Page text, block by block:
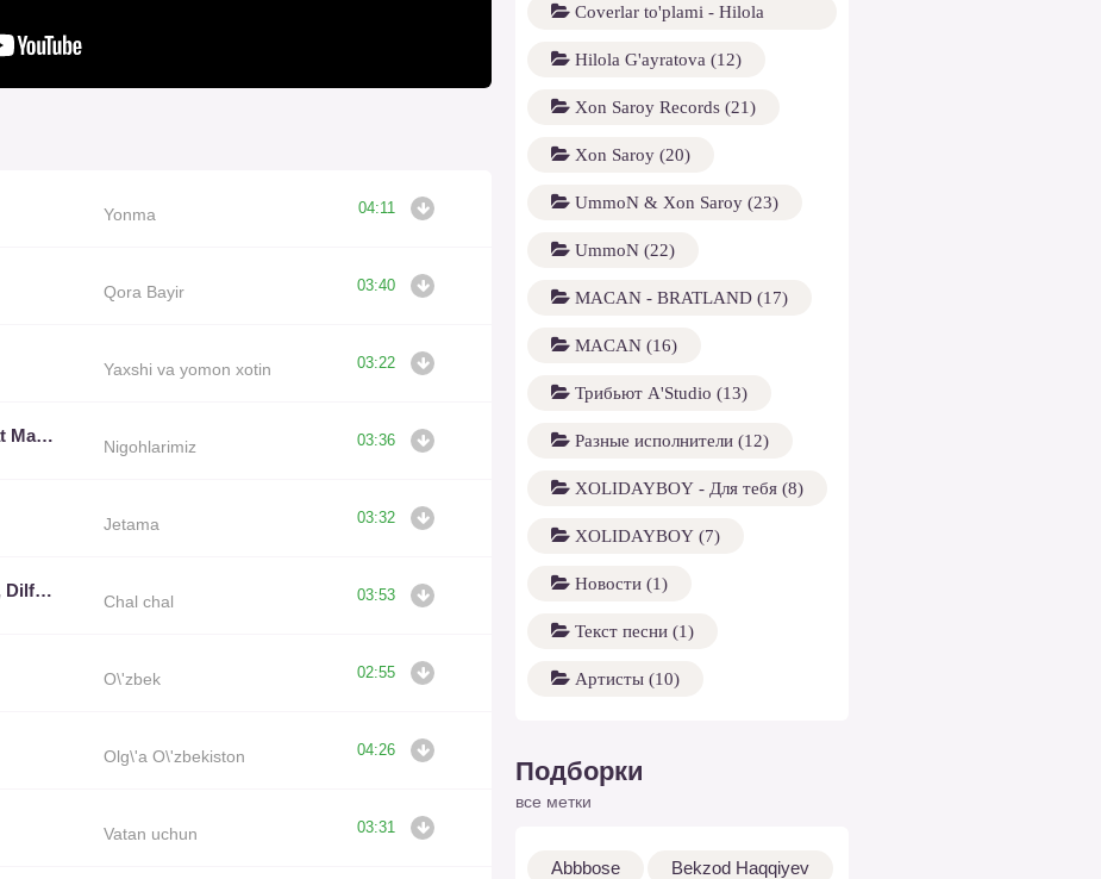
Yonma 04:11
Qora Bayir 03:40
Yaxshi va yomon xotin 03:22
Hosila Rahimova feat Mahmud Namozov
Nigohlarimiz 03:36
Jetama 03:32
Umida Mirhamidova, Dilfuza Rahimova, Vazira Yunusova
Chal chal 03:53
O\'zbek 02:55
Olg\'a O\'zbekiston 04:26
Vatan uchun 03:31
Coverlar to'plami - Hilola
G'ayratova (13)
Hilola G'ayratova (12)
Xon Saroy Records (21)
Xon Saroy (20)
UmmoN & Xon Saroy (23)
UmmoN (22)
MACAN - BRATLAND (17)
MACAN (16)
Трибьют A'Studio (13)
Разные исполнители (12)
XOLIDAYBOY - Для тебя (8)
XOLIDAYBOY (7)
Новости (1)
Текст песни (1)
Артисты (10)
Подборки
все метки
Abbbose Bekzod Haqqiyev